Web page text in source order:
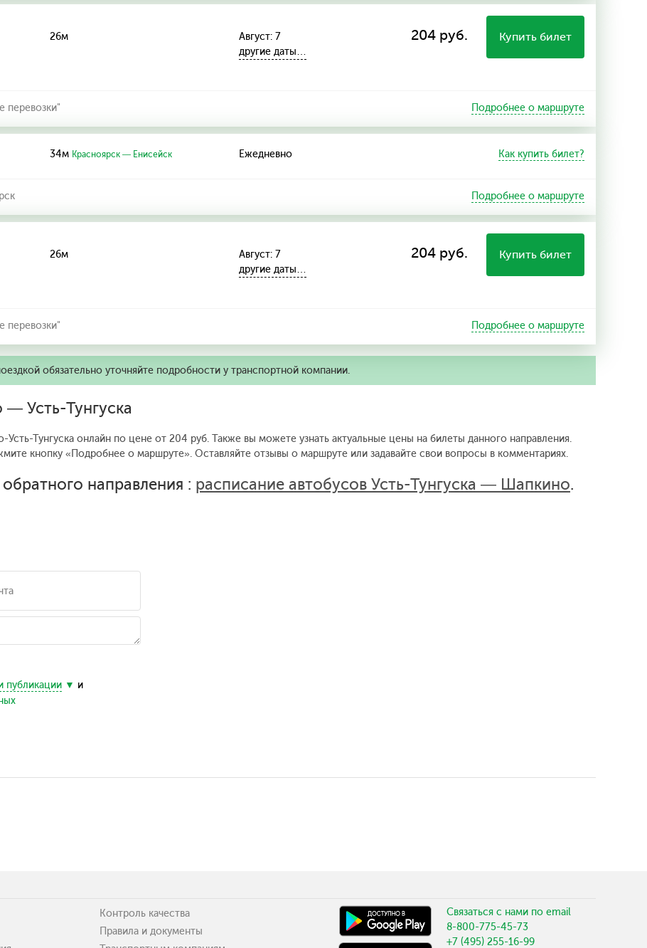
26м
Август: 7
другие даты…
204 руб. Купить билет
Подробнее о маршруте
34м Красноярск — Енисейск Ежедневно Как купить билет?
Подробнее о маршруте
26м
Август: 7
другие даты…
204 руб. Купить билет
Подробнее о маршруте
обязательно уточняйте подробности у транспортной компании.
Усть-Тунгуска
Тунгуска онлайн по цене от 204 руб. Также вы можете узнать актуальные цены на билеты данного направления.
кнопку «Подробнее о маршруте». Оставляйте отзывы о маршруте или задавайте свои вопросы в комментариях.
направления : расписание автобусов Усть-Тунгуска — Шапкино.
публикации
и
Контроль качества
Правила и документы
Связаться с нами по email
8-800-775-45-73
+7 (495) 255-16-99